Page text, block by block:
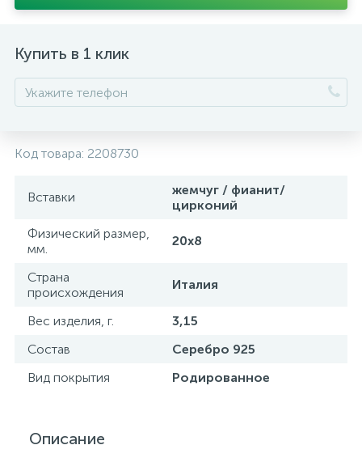
Купить в 1 клик
Код товара: 2208730
Вставки
жемчуг / фианит/
цирконий
Физический размер,
мм.
20х8
Страна
происхождения
Италия
Вес изделия, г.
3,15
Состав
Серебро 925
Вид покрытия
Родированное
Описание